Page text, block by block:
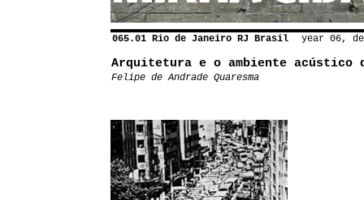
065.01 Rio de Janeiro RJ Brasil year 06,
Arquitetura e o ambiente acústico
Felipe de Andrade Quaresma